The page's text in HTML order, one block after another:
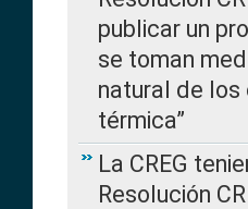
publicar un
se toman
natural de los
térmica”
La CREG
Resolución